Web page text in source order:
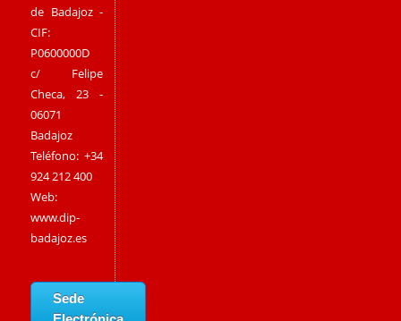
de Badajoz -
CIF:
P0600000D
c/ Felipe
Checa, 23 -
06071
Badajoz
Teléfono: +34
924 212 400
Web:
www.dip-
badajoz.es
Sede